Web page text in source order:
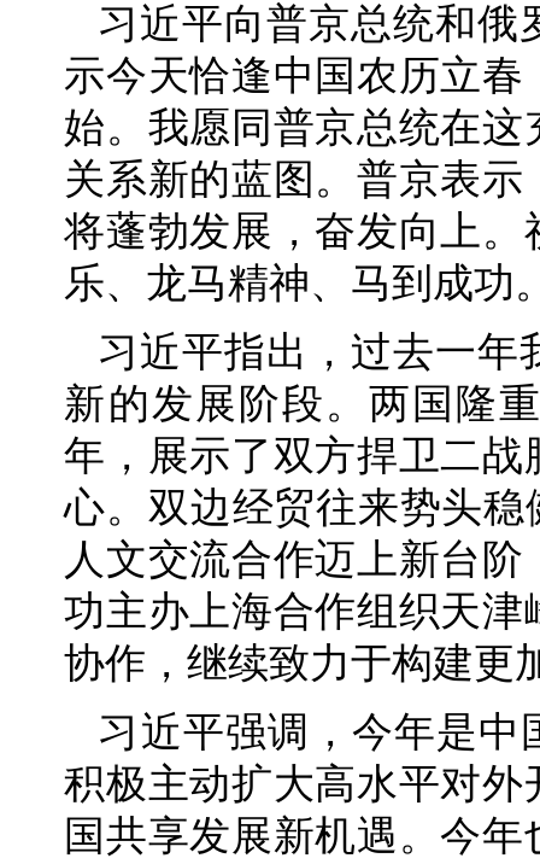
习近平向普京总统和俄
示今天恰逢中国农历立
始。我愿同普京总统在
关系新的蓝图。普京表
将蓬勃发展，奋发向上
乐、龙马精神、马到成功
习近平指出，过去一年
新的发展阶段。两国隆
年，展示了双方捍卫二
心。双边经贸往来势头
人文交流合作迈上新台
功主办上海合作组织天
协作，继续致力于构建更
习近平强调，今年是中
积极主动扩大高水平对
国共享发展新机遇。今